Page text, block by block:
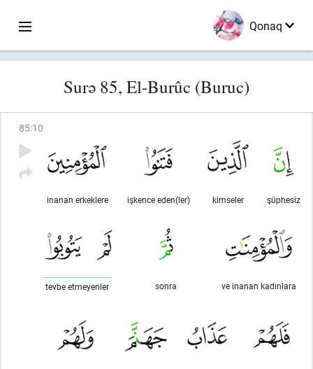
Qonaq
Surə 85, El-Burûc (Buruc)
85:10
şüphesiz
kimseler
işkence eden(ler)
inanan erkeklere
ve inanan kadınlara
sonra
tevbe etmeyenler